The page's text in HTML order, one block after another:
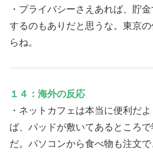
・プライバシーさえあれば、貯
するのもありだと思うな。東京
らね。
１４：海外の反応
・ネットカフェは本当に便利だ
ば、パッドが敷いてあるところ
だ。パソコンから食べ物も注文